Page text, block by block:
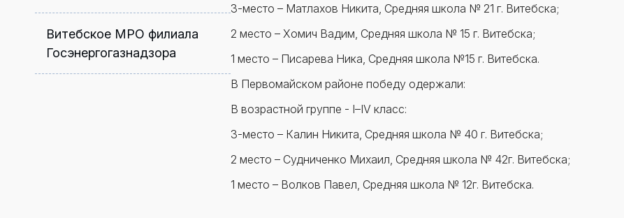
Витебское МРО филиала
Госэнергогазнадзора
3-место – Матлахов Никита, Средняя школа № 21 г. Витебска;
2 место – Хомич Вадим, Средняя школа № 15 г. Витебска;
1 место – Писарева Ника, Средняя школа №15 г. Витебска.
В Первомайском районе победу одержали:
В возрастной группе - I–IV класс:
3-место – Калин Никита, Средняя школа № 40 г. Витебска;
2 место – Судниченко Михаил, Средняя школа № 42г. Витебска;
1 место – Волков Павел, Средняя школа № 12г. Витебска.